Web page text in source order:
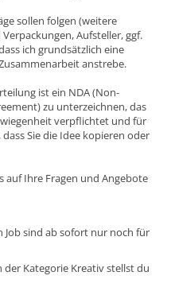
sollen folgen (weitere
Aufsteller, ggf.
ich grundsätzlich eine
anstrebe.
ist ein NDA (Non-
zu unterzeichnen, das
verpflichtet und für
Sie die Idee kopieren oder
auf Ihre Fragen und Angebote
Job sind ab sofort nur noch für
der Kategorie Kreativ stellst du